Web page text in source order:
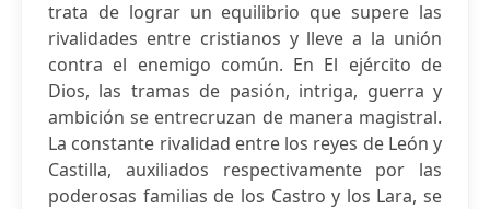
trata de lograr un equilibrio que supere las
rivalidades entre cristianos y lleve a la unión
contra el enemigo común. En El ejército de
Dios, las tramas de pasión, intriga, guerra y
ambición se entrecruzan de manera magistral.
La constante rivalidad entre los reyes de León y
Castilla, auxiliados respectivamente por las
poderosas familias de los Castro y los Lara, se